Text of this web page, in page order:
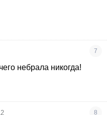
7
небрала никогда!
8